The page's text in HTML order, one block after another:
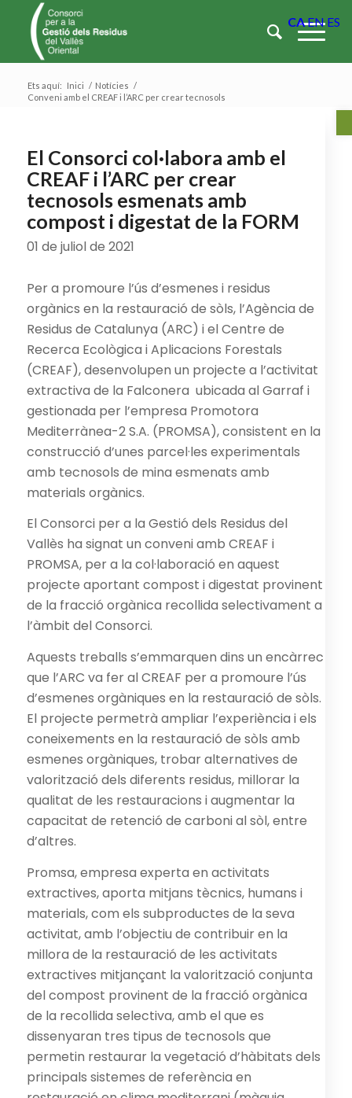
Ets aquí: Inici / Notícies /
Conveni amb el CREAF i l’ARC per crear tecnosols
El Consorci col·labora amb el
CREAF i l’ARC per crear
tecnosols esmenats amb
compost i digestat de la FORM
01 de juliol de 2021
Per a promoure l’ús d’esmenes i residus
orgànics en la restauració de sòls, l’Agència de
Residus de Catalunya (ARC) i el Centre de
Recerca Ecològica i Aplicacions Forestals
(CREAF), desenvolupen un projecte a l’activitat
extractiva de la Falconera ubicada al Garraf i
gestionada per l’empresa Promotora
Mediterrànea-2 S.A. (PROMSA), consistent en la
construcció d’unes parcel·les experimentals
amb tecnosols de mina esmenats amb
materials orgànics.
El Consorci per a la Gestió dels Residus del
Vallès ha signat un conveni amb CREAF i
PROMSA, per a la col·laboració en aquest
projecte aportant compost i digestat provinent
de la fracció orgànica recollida selectivament a
l’àmbit del Consorci.
Aquests treballs s’emmarquen dins un encàrrec
que l’ARC va fer al CREAF per a promoure l’ús
d’esmenes orgàniques en la restauració de sòls.
El projecte permetrà ampliar l’experiència i els
coneixements en la restauració de sòls amb
esmenes orgàniques, trobar alternatives de
valorització dels diferents residus, millorar la
qualitat de les restauracions i augmentar la
capacitat de retenció de carboni al sòl, entre
d’altres.
Promsa, empresa experta en activitats
extractives, aporta mitjans tècnics, humans i
materials, com els subproductes de la seva
activitat, amb l’objectiu de contribuir en la
millora de la restauració de les activitats
extractives mitjançant la valorització conjunta
del compost provinent de la fracció orgànica
de la recollida selectiva, amb el que es
dissenyaran tres tipus de tecnosols que
permetin restaurar la vegetació d’hàbitats dels
principals sistemes de referència en
CAEN ES